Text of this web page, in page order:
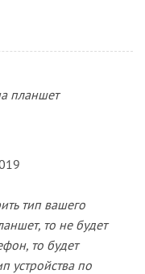
планшет
тип вашего
то не будет
то будет
устройства по